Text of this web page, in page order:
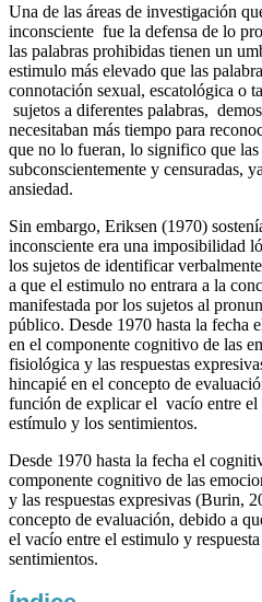
Una de las áreas de investigación
inconsciente fue la defensa de lo
las palabras prohibidas tienen un
estimulo más elevado que las
connotación sexual, escatológica o
sujetos a diferentes palabras,
necesitaban más tiempo para
que no lo fueran, lo significo que
subconscientemente y censuradas,
ansiedad.
Sin embargo, Eriksen (1970)
inconsciente era una imposibilidad
los sujetos de identificar
a que el estimulo no entrara a la
manifestada por los sujetos al
público. Desde 1970 hasta la fecha
en el componente cognitivo de las
fisiológica y las respuestas
hincapié en el concepto de
función de explicar el vacío entre el
estímulo y los sentimientos.
Desde 1970 hasta la fecha el
componente cognitivo de las
y las respuestas expresivas (Burin,
concepto de evaluación, debido a
el vacío entre el estimulo y
sentimientos.